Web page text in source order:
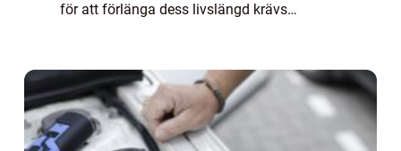
för att förlänga dess livslängd krävs